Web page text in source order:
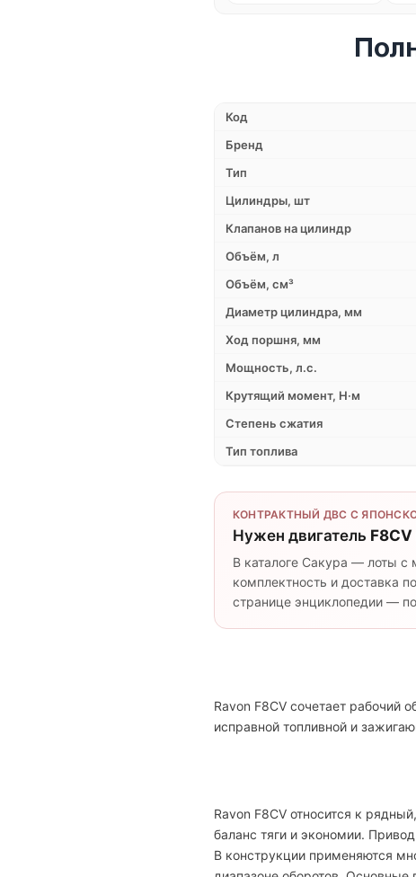
Код
Бренд
Тип
Цилиндры, шт
Клапанов на цилиндр
Объём, л
Объём, см³
Диаметр цилиндра, мм
Ход поршня, мм
Мощность, л.с.
Крутящий момент, Н·м
Степень сжатия
Тип топлива
КОНТРАКТНЫЙ ДВС С
Нужен двигатель F8CV
В каталоге Сакура — лоты с
комплектность и доставка
странице энциклопедии —
Ravon F8CV сочетает рабочий
исправной топливной и
Ravon F8CV относится к
баланс тяги и экономии.
В конструкции применяются